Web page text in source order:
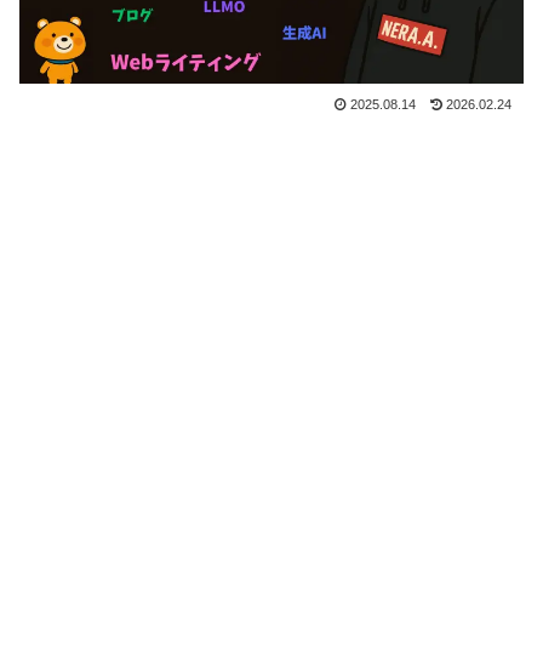
2025.08.14 2026.02.24